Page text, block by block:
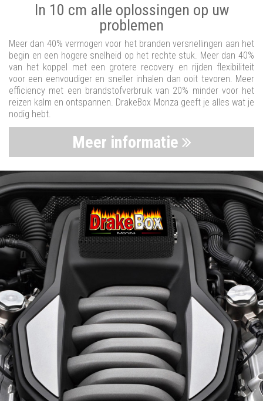
In 10 cm alle oplossingen op uw
problemen
Meer dan 40% vermogen voor het branden versnellingen aan het
begin en een hogere snelheid op het rechte stuk. Meer dan 40%
van het koppel met een grotere recovery en rijden flexibiliteit
voor een eenvoudiger en sneller inhalen dan ooit tevoren. Meer
efficiency met een brandstofverbruik van 20% minder voor het
reizen kalm en ontspannen. DrakeBox Monza geeft je alles wat je
nodig hebt.
Meer informatie